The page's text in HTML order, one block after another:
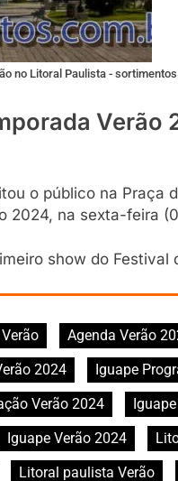
no Litoral Paulista -
o público na Praça
2024, na sexta-feira
show do
Agenda Verão
2024
Iguape
Verão 2024
Iguape Verão 2024
Litoral paulista Verão